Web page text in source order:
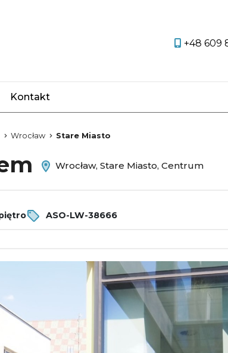
+48 609
Kontakt
Wrocław Stare Miasto
Wrocław, Stare Miasto, Centrum
ASO-LW-38666